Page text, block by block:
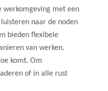
werkomgeving met een
naar de noden
bieden flexibele
van werken.
komt. Om
of in alle rust